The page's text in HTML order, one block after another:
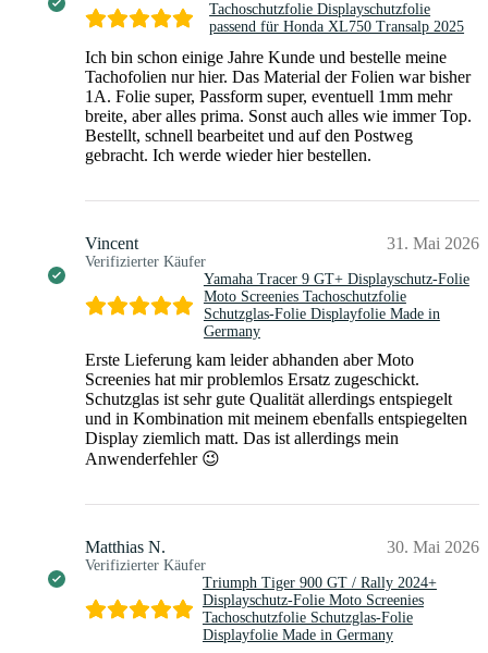
Tachoschutzfolie Displayschutzfolie
passend für Honda XL750 Transalp 2025
Ich bin schon einige Jahre Kunde und bestelle meine
Tachofolien nur hier. Das Material der Folien war bisher
1A. Folie super, Passform super, eventuell 1mm mehr
breite, aber alles prima. Sonst auch alles wie immer Top.
Bestellt, schnell bearbeitet und auf den Postweg
gebracht. Ich werde wieder hier bestellen.
Vincent
Verifizierter Käufer
31. Mai 2026
Yamaha Tracer 9 GT+ Displayschutz-Folie
Moto Screenies Tachoschutzfolie
Schutzglas-Folie Displayfolie Made in
Germany
Erste Lieferung kam leider abhanden aber Moto
Screenies hat mir problemlos Ersatz zugeschickt.
Schutzglas ist sehr gute Qualität allerdings entspiegelt
und in Kombination mit meinem ebenfalls entspiegelten
Display ziemlich matt. Das ist allerdings mein
Anwenderfehler 😉
Matthias N.
Verifizierter Käufer
30. Mai 2026
Triumph Tiger 900 GT / Rally 2024+
Displayschutz-Folie Moto Screenies
Tachoschutzfolie Schutzglas-Folie
Displayfolie Made in Germany